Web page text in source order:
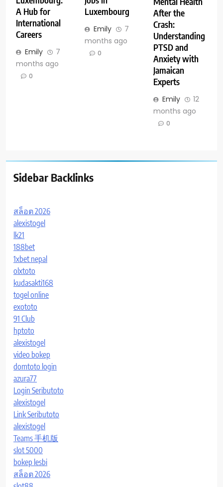
A Hub for
International
Careers
Emily
7
months ago
0
Luxembourg
Emily
7
months ago
0
After the
Crash:
Understanding
PTSD and
Anxiety with
Jamaican
Experts
Emily
12
months ago
0
Sidebar Backlinks
สล็อต 2026
alexistogel
lk21
188bet
1xbet nepal
olxtoto
kudasakti168
togel online
exototo
91 Club
hptoto
alexistogel
video bokep
domtoto login
azura77
Login Seributoto
alexistogel
Link Seributoto
alexistogel
Teams 手机版
slot 5000
bokep lesbi
สล็อต 2026